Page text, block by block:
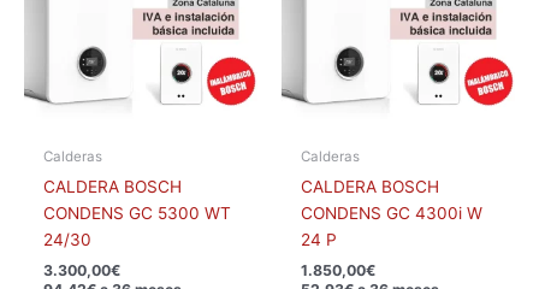
Calderas
CALDERA BOSCH
CONDENS GC 5300 WT
24/30
3.300,00€
Calderas
CALDERA BOSCH
CONDENS GC 4300i W
24 P
1.850,00€